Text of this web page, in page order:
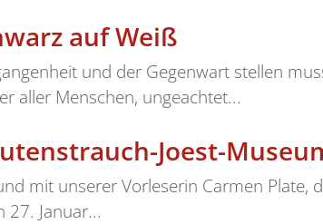
auf Weiß
und der Gegenwart stellen
aller Menschen, ungeachtet...
Joest-
mit unserer Vorleserin Carmen Plate,
Januar...